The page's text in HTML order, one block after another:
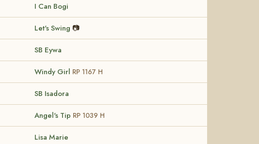
I Can Bogi
Let's Swing 📷
SB Eywa
Windy Girl RP 1167 H
SB Isadora
Angel's Tip RP 1039 H
Lisa Marie